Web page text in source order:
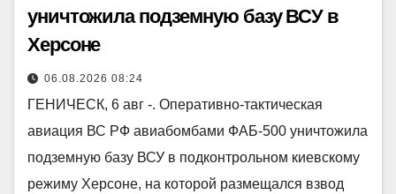
уничтожила подземную базу ВСУ в
Херсоне
06.08.2026 08:24
ГЕНИЧЕСК, 6 авг -. Оперативно-тактическая
авиация ВС РФ авиабомбами ФАБ-500 уничтожила
подземную базу ВСУ в подконтрольном киевскому
режиму Херсоне, на которой размещался взвод